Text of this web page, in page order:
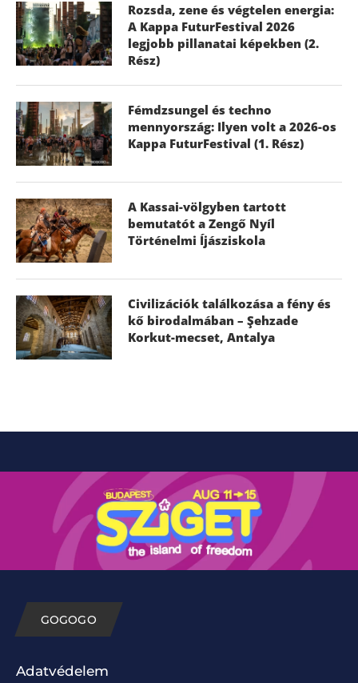
Rozsda, zene és végtelen energia:
A Kappa FuturFestival 2026
legjobb pillanatai képekben (2.
Rész)
Fémdzsungel és techno
mennyország: Ilyen volt a 2026-os
Kappa FuturFestival (1. Rész)
A Kassai-völgyben tartott
bemutatót a Zengő Nyíl
Történelmi Íjásziskola
Civilizációk találkozása a fény és
kő birodalmában – Şehzade
Korkut-mecset, Antalya
GOGOGO
Adatvédelem